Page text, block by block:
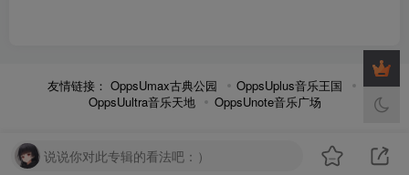
友情链接： OppsUmax古典公园
OppsUplus音乐王国
OppsUultra音乐天地
OppsUnote音乐广场
说说你对此专辑的看法吧：）